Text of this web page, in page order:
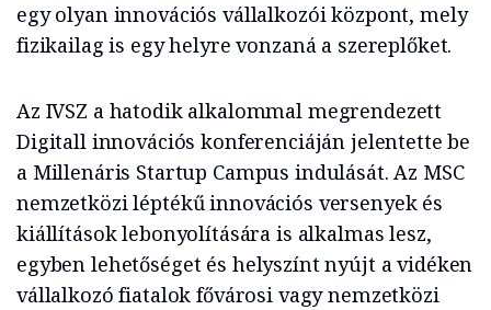
egy olyan innovációs vállalkozói központ, mely
fizikailag is egy helyre vonzaná a szereplőket.
Az IVSZ a hatodik alkalommal megrendezett
Digitall innovációs konferenciáján jelentette be
a Millenáris Startup Campus indulását. Az MSC
nemzetközi léptékű innovációs versenyek és
kiállítások lebonyolítására is alkalmas lesz,
egyben lehetőséget és helyszínt nyújt a vidéken
vállalkozó fiatalok fővárosi vagy nemzetközi